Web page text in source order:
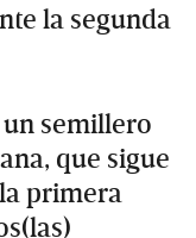
la segunda
semillero
que sigue
primera